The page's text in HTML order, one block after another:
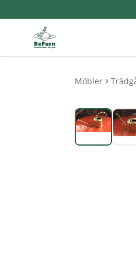
Möbler